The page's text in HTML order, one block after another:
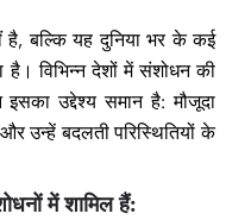
बल्कि यह दुनिया भर के कई
है। विभिन्न देशों में संशोधन की
उद्देश्य समान है: मौजूदा
उन्हें बदलती परिस्थितियों के
में शामिल हैं: